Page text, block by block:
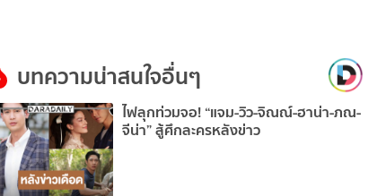
บทความน่าสนใจอื่นๆ
ไฟลุกท่วมจอ! “แจม-วิว-จิณณ์-ฮาน่า-ภณ-
จีน่า” สู้ศึกละครหลังข่าว